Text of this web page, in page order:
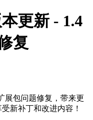
更新 - 1.4
复
展包问题修复，带来更
新补丁和改进内容！